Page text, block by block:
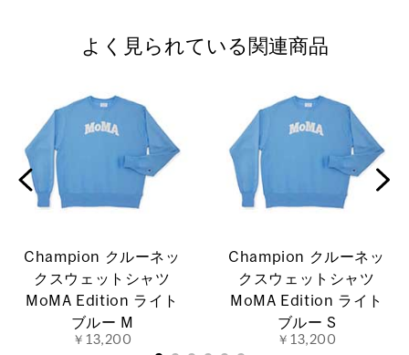
よく見られている関連商品
Champion クルーネッ
クスウェットシャツ
MoMA Edition ライト
ブルー M
￥13,200
Champion クルーネッ
クスウェットシャツ
MoMA Edition ライト
ブルー S
￥13,200